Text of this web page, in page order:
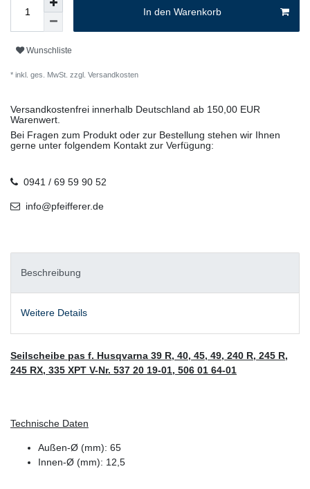
In den Warenkorb
Wunschliste
* inkl. ges. MwSt. zzgl. Versandkosten
Versandkostenfrei innerhalb Deutschland ab 150,00 EUR
Warenwert.
Bei Fragen zum Produkt oder zur Bestellung stehen wir Ihnen
gerne unter folgendem Kontakt zur Verfügung:
0941 / 69 59 90 52
info@pfeifferer.de
Beschreibung
Weitere Details
Seilscheibe pas f. Husqvarna 39 R, 40, 45, 49, 240 R, 245 R,
245 RX, 335 XPT V-Nr. 537 20 19-01, 506 01 64-01
Technische Daten
Außen-Ø (mm): 65
Innen-Ø (mm): 12,5